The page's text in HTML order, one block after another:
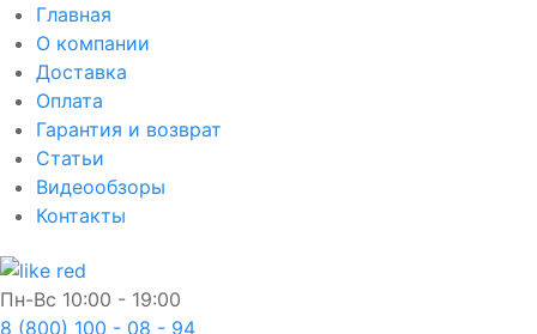
Главная
О компании
Доставка
Оплата
Гарантия и возврат
Статьи
Видеообзоры
Контакты
Пн-Вс 10:00 - 19:00
8 (800) 100 - 08 - 94